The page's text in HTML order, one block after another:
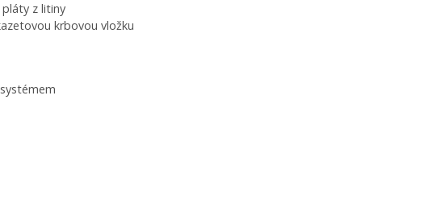
z litiny
krbovou vložku